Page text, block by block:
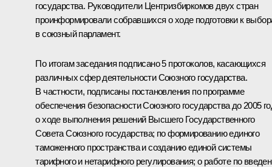
государства. Руководители Центризбиркомов двух стран
проинформировали собравшихся о ходе подготовки к
в союзный парламент.
По итогам заседания подписано 5 протоколов, касающихся
различных сфер деятельности Союзного государства.
В частности, подписаны постановления по программе
обеспечения безопасности Союзного государства до 2005
о ходе выполнения решений Высшего Государственного
Совета Союзного государства; по формированию единого
таможенного пространства и созданию единой системы
тарифного и нетарифного регулирования; о работе по